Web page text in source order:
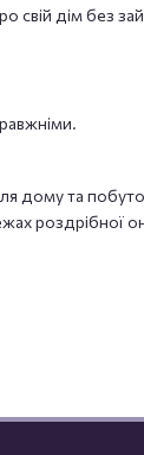
свій дім без
дому та
роздрібної